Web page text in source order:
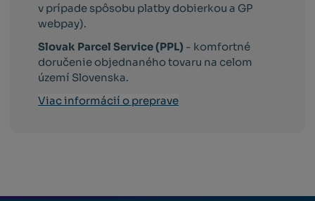
v prípade spôsobu platby dobierkou a GP
webpay).
Slovak Parcel Service (PPL) - komfortné
doručenie objednaného tovaru na celom
území Slovenska.
Viac informácií o preprave